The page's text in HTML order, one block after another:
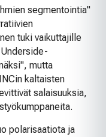
segmentointia"
tuki vaikuttajille
mutta
kaltaisten
salaisuuksia,
polarisaatiota ja